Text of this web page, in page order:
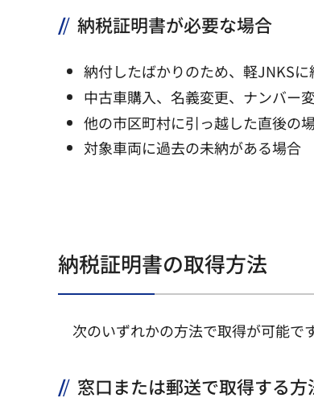
納税証明書が必要な場合
納付したばかりのため、軽JNKS
中古車購入、名義変更、ナンバー
他の市区町村に引っ越した直後の
対象車両に過去の未納がある場合
納税証明書の取得方法
次のいずれかの方法で取得が可能です
窓口または郵送で取得する方